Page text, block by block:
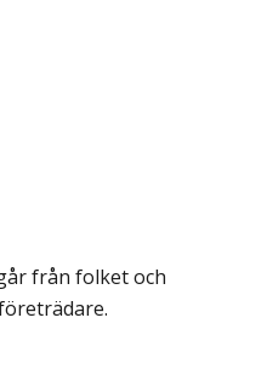
från folket och